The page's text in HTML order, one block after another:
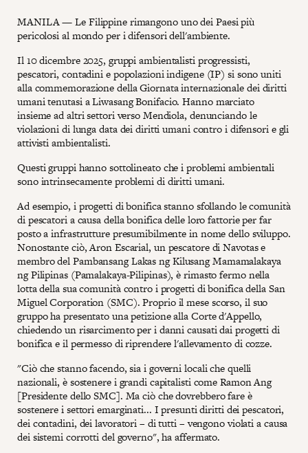
MANILA — Le Filippine rimangono uno dei Paesi più
pericolosi al mondo per i difensori dell'ambiente.
Il 10 dicembre 2025, gruppi ambientalisti progressisti,
pescatori, contadini e popolazioni indigene (IP) si sono uniti
alla commemorazione della Giornata internazionale dei diritti
umani tenutasi a Liwasang Bonifacio. Hanno marciato
insieme ad altri settori verso Mendiola, denunciando le
violazioni di lunga data dei diritti umani contro i difensori e gli
attivisti ambientalisti.
Questi gruppi hanno sottolineato che i problemi ambientali
sono intrinsecamente problemi di diritti umani.
Ad esempio, i progetti di bonifica stanno sfollando le comunità
di pescatori a causa della bonifica delle loro fattorie per far
posto a infrastrutture presumibilmente in nome dello sviluppo.
Nonostante ciò, Aron Escarial, un pescatore di Navotas e
membro del Pambansang Lakas ng Kilusang Mamamalakaya
ng Pilipinas (Pamalakaya-Pilipinas), è rimasto fermo nella
lotta della sua comunità contro i progetti di bonifica della San
Miguel Corporation (SMC). Proprio il mese scorso, il suo
gruppo ha presentato una petizione alla Corte d'Appello,
chiedendo un risarcimento per i danni causati dai progetti di
bonifica e il permesso di riprendere l'allevamento di cozze.
"Ciò che stanno facendo, sia i governi locali che quelli
nazionali, è sostenere i grandi capitalisti come Ramon Ang
[Presidente dello SMC]. Ma ciò che dovrebbero fare è
sostenere i settori emarginati... I presunti diritti dei pescatori,
dei contadini, dei lavoratori – di tutti – vengono violati a causa
dei sistemi corrotti del governo", ha affermato.